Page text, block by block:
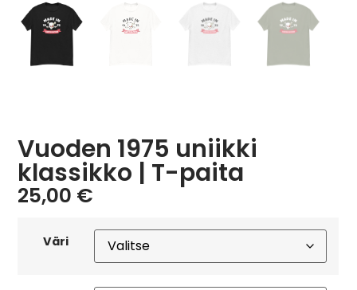
Vuoden 1975 uniikki
klassikko | T-paita
25,00 €
Väri